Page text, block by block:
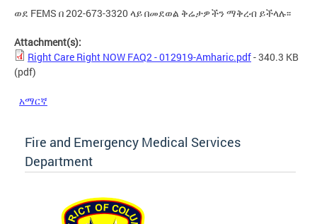
ወደ FEMS በ 202-673-3320 ላይ በመደወል ቅሬታዎችን ማቅረብ ይችላሉ፡፡
Attachment(s):
Right Care Right NOW FAQ2 - 012919-Amharic.pdf- 340.3 KB
(pdf)
አማርኛ
Fire and Emergency Medical Services
Department